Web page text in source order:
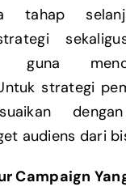
tahap
guna
strategi
audiens dari
Campaign